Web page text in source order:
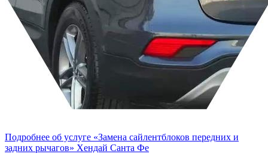
Подробнее об услуге «Замена сайлентблоков передних и
задних рычагов» Хендай Санта Фе